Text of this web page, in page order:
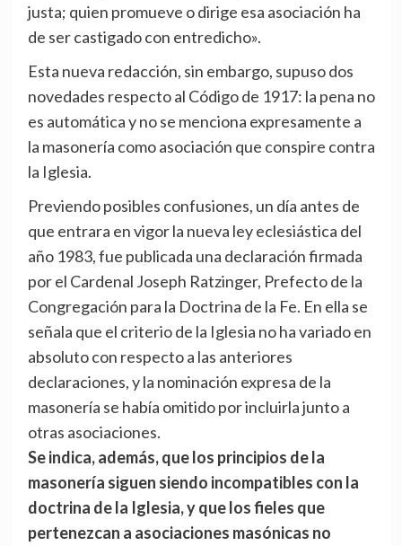
justa; quien promueve o dirige esa asociación ha
de ser castigado con entredicho».
Esta nueva redacción, sin embargo, supuso dos
novedades respecto al Código de 1917: la pena no
es automática y no se menciona expresamente a
la masonería como asociación que conspire contra
la Iglesia.
Previendo posibles confusiones, un día antes de
que entrara en vigor la nueva ley eclesiástica del
año 1983, fue publicada una declaración firmada
por el Cardenal Joseph Ratzinger, Prefecto de la
Congregación para la Doctrina de la Fe. En ella se
señala que el criterio de la Iglesia no ha variado en
absoluto con respecto a las anteriores
declaraciones, y la nominación expresa de la
masonería se había omitido por incluirla junto a
otras asociaciones.
Se indica, además, que los principios de la
masonería siguen siendo incompatibles con la
doctrina de la Iglesia, y que los fieles que
pertenezcan a asociaciones masónicas no